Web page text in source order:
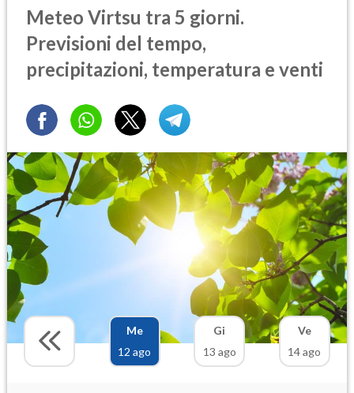
Meteo Virtsu tra 5 giorni.
Previsioni del tempo,
precipitazioni, temperatura e venti
Me
12 ago
Gi
13 ago
Ve
14 ago